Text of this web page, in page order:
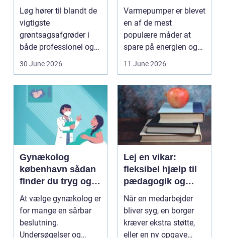
løgavl
Løg hører til blandt de
vigtigste
grøntsagsafgrøder i
både professionel og
hobbybaseret
30 June 2026
rigtige løsning
Varmepumper er blevet
en af de mest
populære måder at
spare på energien og
få et bedre indeklima
11 June 2026
Gynækolog
københavn sådan
finder du tryg og
professionel hjælp
At vælge gynækolog er
for mange en sårbar
beslutning.
Undersøgelser og
Lej en vikar:
fleksibel hjælp til
pædagogik og
sundhed
Når en medarbejder
bliver syg, en borger
kræver ekstra støtte,
eller en ny opgave